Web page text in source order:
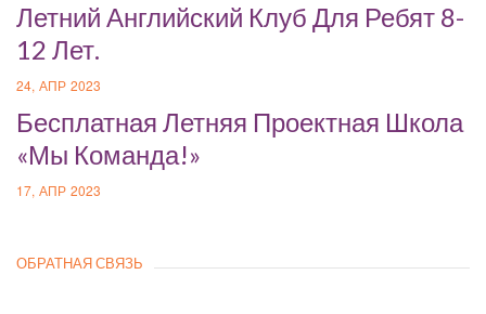
Летний Английский Клуб Для Ребят 8-
12 Лет.
24, АПР 2023
Бесплатная Летняя Проектная Школа
«Мы Команда!»
17, АПР 2023
ОБРАТНАЯ СВЯЗЬ